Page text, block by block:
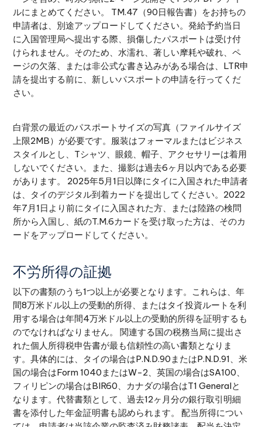
ルにまとめてください。 TM.47（90日報告書）をお持ちの
申請者は、別途アップロードしてください。発給予約当日
に入国管理局へ提出する際、損傷したパスポートは受け付
けられません。そのため、水濡れ、著しい摩耗や破れ、ペ
ージの欠落、または非公式な書き込みがある場合は、LTR申
請を提出する前に、新しいパスポートの申請を行ってくだ
さい。
白背景の最近のパスポートサイズの写真（ファイルサイズ
上限2MB）が必要です。服装はフォーマルまたはビジネス
スタイルとし、Tシャツ、眼鏡、帽子、アクセサリーは着用
しないでください。また、撮影は過去6ヶ月以内である必要
があります。 2025年5月1日以降にタイに入国された申請者
は、タイのデジタル到着カードを提出してください。2022
年7月1日より前にタイに入国された方、または陸路の検問
所から入国し、紙のT.M.6カードを受け取った方は、そのカ
ードをアップロードしてください。
不労所得の証拠
以下の書類のうち1つ以上が必要となります。これらは、年
間8万米ドル以上の受動的所得、またはタイ投資ルートを利
用する場合は年間4万米ドル以上の受動的所得を証明するも
のでなければなりません。 関連する国の税務当局に提出さ
れた個人所得税申告書が最も信頼性の高い書類となりま
す。具体的には、タイの場合はP.N.D.90またはP.N.D.91、米
国の場合はForm 1040またはW-2、英国の場合はSA100、
フィリピンの場合はBIR60、カナダの場合はT1 Generalと
なります。代替書類として、過去12ヶ月分の銀行取引明細
書を添付した年金証明書も認められます。 配当所得につい